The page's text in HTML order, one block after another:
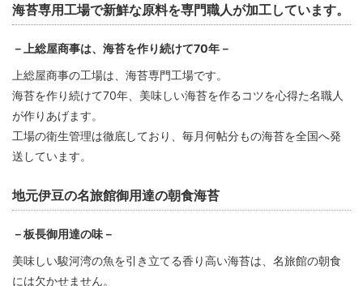
海苔専用工場で新鮮な原料を専門職人が加工しています。
－上総屋商事は、海苔を作り続けて70年－
上総屋商事の工場は、海苔専門工場です。
海苔を作り続けて70年、美味しい海苔を作るコツを心得た名職人
が作りあげます。
工場の衛生管理は徹底しており、毎月何帖分もの海苔を全国へ発
送しています。
地元伊豆の名旅館御用達の朝食海苔
－板長御用達の味－
美味しい駿河湾の魚を引き立てる香り高い海苔は、名旅館の朝食
には欠かせません。